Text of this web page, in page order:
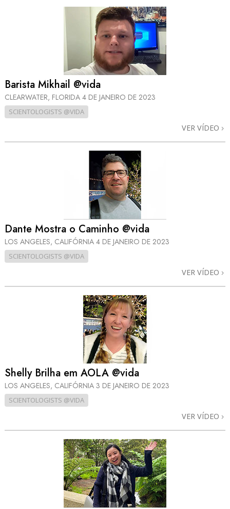
Barista Mikhail @vida
CLEARWATER, FLORIDA 4 DE JANEIRO DE 2023
SCIENTOLOGISTS @VIDA
VER VÍDEO
Dante Mostra o Caminho @vida
LOS ANGELES, CALIFÓRNIA 4 DE JANEIRO DE 2023
SCIENTOLOGISTS @VIDA
VER VÍDEO
Shelly Brilha em AOLA @vida
LOS ANGELES, CALIFÓRNIA 3 DE JANEIRO DE 2023
SCIENTOLOGISTS @VIDA
VER VÍDEO